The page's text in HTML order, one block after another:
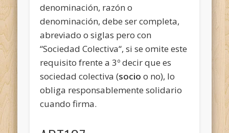
denominación, razón o
denominación, debe ser completa,
abreviado o siglas pero con
“Sociedad Colectiva“, si se omite este
requisito frente a 3º decir que es
sociedad colectiva (socio o no), lo
obliga responsablemente solidario
cuando firma.